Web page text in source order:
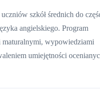
szkół średnich do
angielskiego. Program
maturalnymi, wypowiedziami
umiejętności